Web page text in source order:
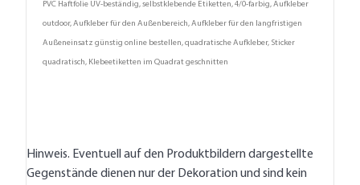
PVC Haftfolie UV-beständig, selbstklebende Etiketten, 4/0-farbig, Aufkleber
outdoor, Aufkleber für den Außenbereich, Aufkleber für den langfristigen
Außeneinsatz günstig online bestellen, quadratische Aufkleber, Sticker
quadratisch, Klebeetiketten im Quadrat geschnitten
Hinweis. Eventuell auf den Produktbildern dargestellte
Gegenstände dienen nur der Dekoration und sind kein